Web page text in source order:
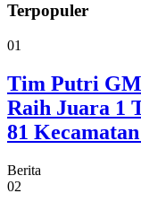
Terpopuler
01
Tim Putri
Raih Juara 1
81
Berita
02